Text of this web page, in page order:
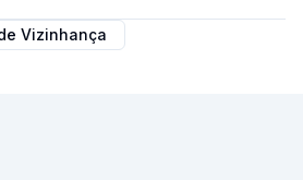
Vizinhança